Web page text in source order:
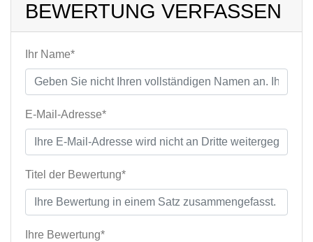
BEWERTUNG VERFASSEN
Ihr Name*
E-Mail-Adresse*
Titel der Bewertung*
Ihre Bewertung*